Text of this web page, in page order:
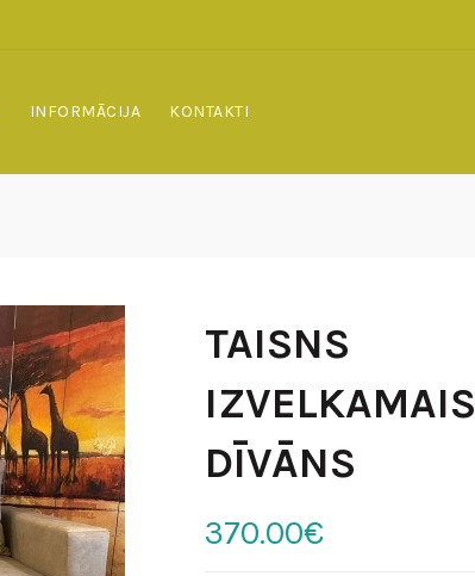
INFORMĀCIJA KONTAKTI
TAISNS
IZVELKAMAIS
DĪVĀNS
370.00€